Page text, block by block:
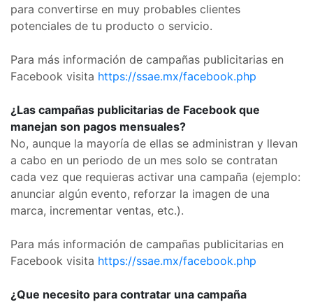
para convertirse en muy probables clientes
potenciales de tu producto o servicio.
Para más información de campañas publicitarias en
Facebook visita https://ssae.mx/facebook.php
¿Las campañas publicitarias de Facebook que
manejan son pagos mensuales?
No, aunque la mayoría de ellas se administran y llevan
a cabo en un periodo de un mes solo se contratan
cada vez que requieras activar una campaña (ejemplo:
anunciar algún evento, reforzar la imagen de una
marca, incrementar ventas, etc.).
Para más información de campañas publicitarias en
Facebook visita https://ssae.mx/facebook.php
¿Que necesito para contratar una campaña